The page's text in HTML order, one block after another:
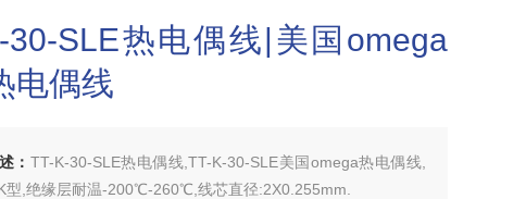
30-SLE热电偶线|美国omega
电偶线
： TT-K-30-SLE热电偶线,TT-K-30-SLE美国omega热电偶线,
型,绝缘层耐温-200℃-260℃,线芯直径:2X0.255mm.